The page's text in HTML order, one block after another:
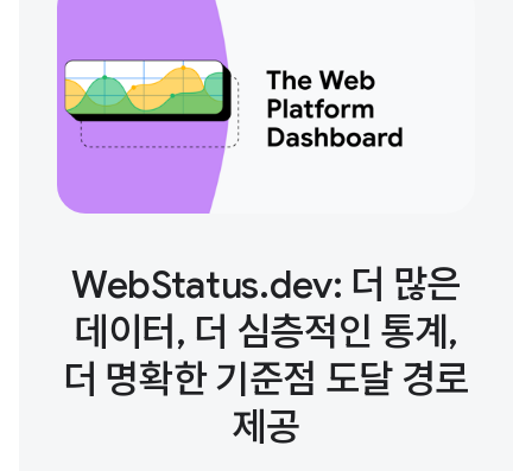
WebStatus.dev: 더 많은
데이터, 더 심층적인 통계,
더 명확한 기준점 도달 경로
제공